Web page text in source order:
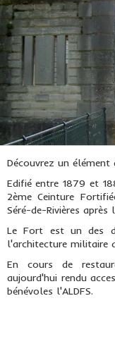
Découvrez un élément
Edifié entre 1879 et
2ème Ceinture
Séré-de-Rivières
Le Fort est un des
l'architecture militaire
En cours de
aujourd'hui rendu
bénévoles l'ALDFS.